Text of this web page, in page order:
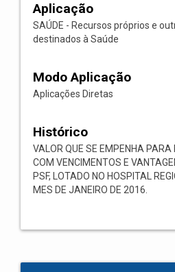
Aplicação
SAÚDE - Recursos próprios e
destinados à Saúde
Modo Aplicação
Aplicações Diretas
Histórico
VALOR QUE SE EMPENHA
COM VENCIMENTOS E
PSF, LOTADO NO HOSPITAL
MES DE JANEIRO DE 2016.